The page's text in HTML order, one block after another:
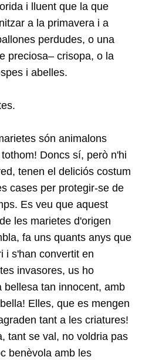
i lluent que la que
a la primavera i a
perdudes, o una
preciosa– crisopa, o la
i abelles.
són animalons
Doncs sí, però n'hi
tenen el deliciós costum
cases per protegir-se de
Es veu que aquest
les marietes d'origen
fa uns quants anys que
i s'han convertit en
invasores, us ho
bellesa tan innocent, amb
Elles, que es mengen
tant a les criatures!
tant se val, no voldria pas
benèvola amb les